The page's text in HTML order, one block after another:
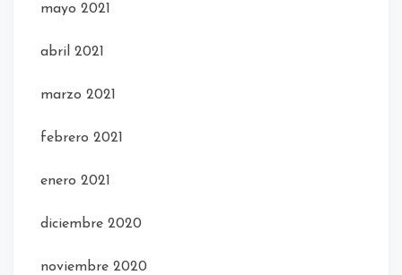
mayo 2021
abril 2021
marzo 2021
febrero 2021
enero 2021
diciembre 2020
noviembre 2020